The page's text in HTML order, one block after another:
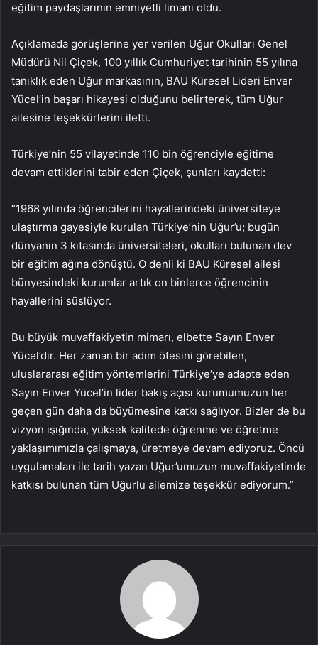
eğitim paydaşlarının emniyetli limanı oldu.
Açıklamada görüşlerine yer verilen Uğur Okulları Genel
Müdürü Nil Çiçek, 100 yıllık Cumhuriyet tarihinin 55 yılına
tanıklık eden Uğur markasının, BAU Küresel Lideri Enver
Yücel’in başarı hikayesi olduğunu belirterek, tüm Uğur
ailesine teşekkürlerini iletti.
Türkiye’nin 55 vilayetinde 110 bin öğrenciyle eğitime
devam ettiklerini tabir eden Çiçek, şunları kaydetti:
“1968 yılında öğrencilerini hayallerindeki üniversiteye
ulaştırma gayesiyle kurulan Türkiye’nin Uğur’u; bugün
dünyanın 3 kıtasında üniversiteleri, okulları bulunan dev
bir eğitim ağına dönüştü. O denli ki BAU Küresel ailesi
bünyesindeki kurumlar artık on binlerce öğrencinin
hayallerini süslüyor.
Bu büyük muvaffakiyetin mimarı, elbette Sayın Enver
Yücel’dir. Her zaman bir adım ötesini görebilen,
uluslararası eğitim yöntemlerini Türkiye’ye adapte eden
Sayın Enver Yücel’in lider bakış açısı kurumumuzun her
geçen gün daha da büyümesine katkı sağlıyor. Bizler de bu
vizyon ışığında, yüksek kalitede öğrenme ve öğretme
yaklaşımımızla çalışmaya, üretmeye devam ediyoruz. Öncü
uygulamaları ile tarih yazan Uğur’umuzun muvaffakiyetinde
katkısı bulunan tüm Uğurlu ailemize teşekkür ediyorum.”